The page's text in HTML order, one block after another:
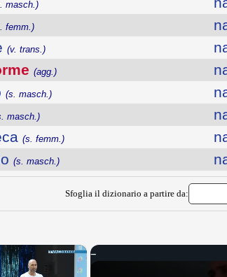
masch.)
femm.)
(v. trans.)
(agg.)
(s. masch.)
masch.)
(s. femm.)
(s. masch.)
Sfoglia il dizionario a partire da:
×